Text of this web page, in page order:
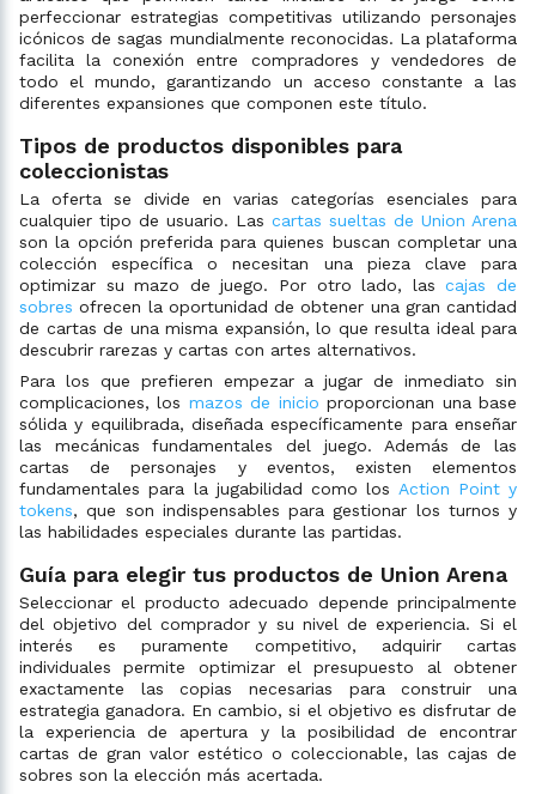
perfeccionar estrategias competitivas utilizando personajes
icónicos de sagas mundialmente reconocidas. La plataforma
facilita la conexión entre compradores y vendedores de
todo el mundo, garantizando un acceso constante a las
diferentes expansiones que componen este título.
Tipos de productos disponibles para
coleccionistas
La oferta se divide en varias categorías esenciales para
cualquier tipo de usuario. Las cartas sueltas de Union Arena
son la opción preferida para quienes buscan completar una
colección específica o necesitan una pieza clave para
optimizar su mazo de juego. Por otro lado, lascajas de
sobres ofrecen la oportunidad de obtener una gran cantidad
de cartas de una misma expansión, lo que resulta ideal para
descubrir rarezas y cartas con artes alternativos.
Para los que prefieren empezar a jugar de inmediato sin
complicaciones, los mazos de inicio proporcionan una base
sólida y equilibrada, diseñada específicamente para enseñar
las mecánicas fundamentales del juego. Además de las
cartas de personajes y eventos, existen elementos
fundamentales para la jugabilidad como los Action Point y
tokens, que son indispensables para gestionar los turnos y
las habilidades especiales durante las partidas.
Guía para elegir tus productos de Union Arena
Seleccionar el producto adecuado depende principalmente
del objetivo del comprador y su nivel de experiencia. Si el
interés es puramente competitivo, adquirir cartas
individuales permite optimizar el presupuesto al obtener
exactamente las copias necesarias para construir una
estrategia ganadora. En cambio, si el objetivo es disfrutar de
la experiencia de apertura y la posibilidad de encontrar
cartas de gran valor estético o coleccionable, las cajas de
sobres son la elección más acertada.